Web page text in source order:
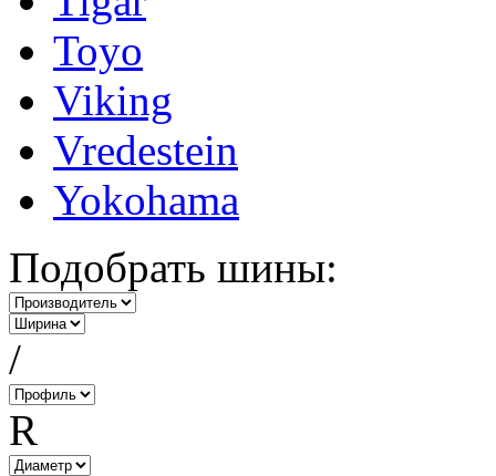
Toyo
Viking
Vredestein
Yokohama
Подобрать шины:
/
R